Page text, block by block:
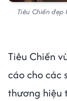
Tiêu Chiến
Tiêu Chiến
cáo cho các
thương hiệu